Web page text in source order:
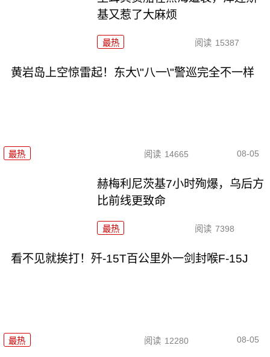
基又惹了大麻烦
最热 阅读 15387
黄岩岛上空惊雷起！东大\"八一\"警巡完全不一样
最热 阅读 14665 08-05
赫梅利尼茨基7小时殉爆，乌后方
比前线更致命
最热 阅读 7398
看不见就挨打！歼-15T百公里外一剑封喉F-15J
最热 阅读 12280 08-05